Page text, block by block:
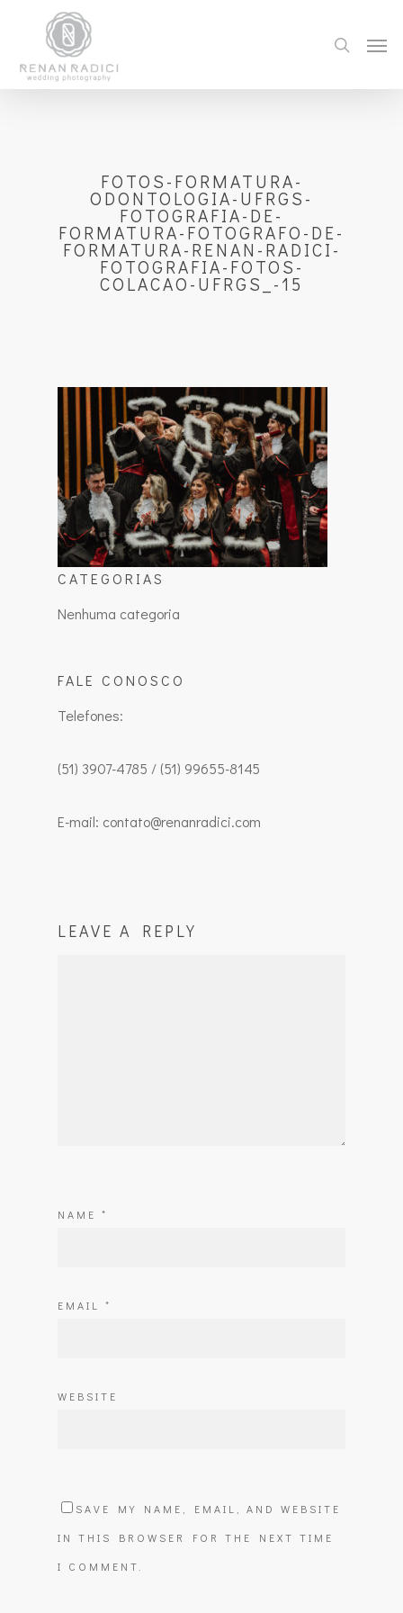
FOTOS-FORMATURA-
ODONTOLOGIA-UFRGS-
FOTOGRAFIA-DE-
FORMATURA-FOTOGRAFO-DE-
FORMATURA-RENAN-RADICI-
FOTOGRAFIA-FOTOS-
COLACAO-UFRGS_-15
CATEGORIAS
Nenhuma categoria
FALE CONOSCO
Telefones:
(51) 3907-4785 / (51) 99655-8145
E-mail: contato@renanradici.com
LEAVE A REPLY
NAME *
EMAIL *
WEBSITE
SAVE MY NAME, EMAIL, AND WEBSITE
IN THIS BROWSER FOR THE NEXT TIME
I COMMENT.